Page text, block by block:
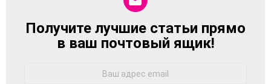
NEWSLETTER
Получите лучшие статьи прямо
в ваш почтовый ящик!